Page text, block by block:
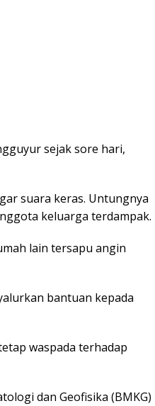
sejak sore hari,
suara keras. Untungnya
keluarga terdampak.
lain tersapu angin
bantuan kepada
waspada terhadap
dan Geofisika (BMKG)